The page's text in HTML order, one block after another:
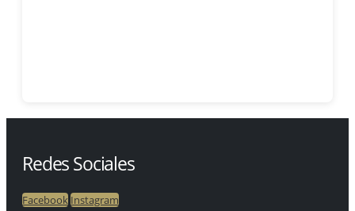
Redes Sociales
FacebookInstagram